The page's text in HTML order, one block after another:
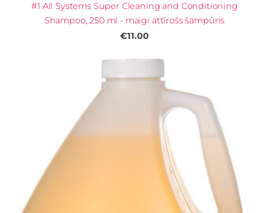
#1 All Systems Super Cleaning and Conditioning
Shampoo, 250 ml - maigi attīrošs šampūns
€11.00